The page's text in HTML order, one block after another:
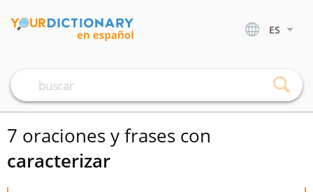
ES
7 oraciones y frases con
caracterizar